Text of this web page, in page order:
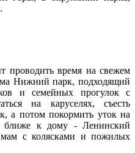
проводить время на свежем
Нижний парк, подходящий
и семейных прогулок с
на каруселях, съесть
а потом покормить уток на
ближе к дому - Ленинский
с колясками и пожилых